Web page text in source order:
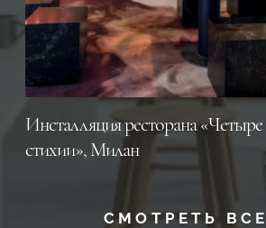
Инсталляция ресторана «Четыре
стихии», Милан
СМОТРЕТЬ